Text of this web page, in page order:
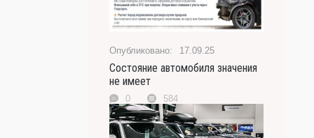
17.09.25
Состояние автомобиля значения
не имеет
0 584